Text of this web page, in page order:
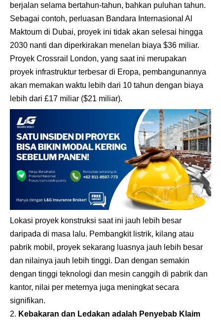
berjalan selama bertahun-tahun, bahkan puluhan tahun.
Sebagai contoh, perluasan Bandara Internasional Al
Maktoum di Dubai, proyek ini tidak akan selesai hingga
2030 nanti dan diperkirakan menelan biaya $36 miliar.
Proyek Crossrail London, yang saat ini merupakan
proyek infrastruktur terbesar di Eropa, pembangunannya
akan memakan waktu lebih dari 10 tahun dengan biaya
lebih dari £17 miliar ($21 miliar).
Lokasi proyek konstruksi saat ini jauh lebih besar
daripada di masa lalu. Pembangkit listrik, kilang atau
pabrik mobil, proyek sekarang luasnya jauh lebih besar
dan nilainya jauh lebih tinggi. Dan dengan semakin
dengan tinggi teknologi dan mesin canggih di pabrik dan
kantor, nilai per meternya juga meningkat secara
signifikan.
Kebakaran dan Ledakan adalah Penyebab Klaim